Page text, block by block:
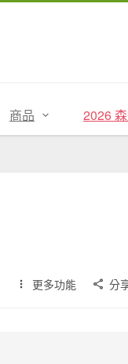
商品 2026
更多功能 分